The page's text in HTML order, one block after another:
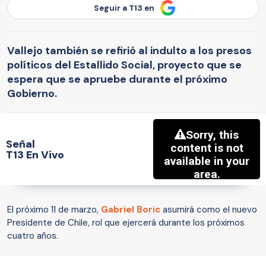
Seguir a T13 en
Vallejo también se refirió al indulto a los presos
políticos del Estallido Social, proyecto que se
espera que se apruebe durante el próximo
Gobierno.
Señal
T13 En Vivo
El próximo 11 de marzo, Gabriel Boric asumirá como el nuevo
Presidente de Chile, rol que ejercerá durante los próximos
cuatro años.